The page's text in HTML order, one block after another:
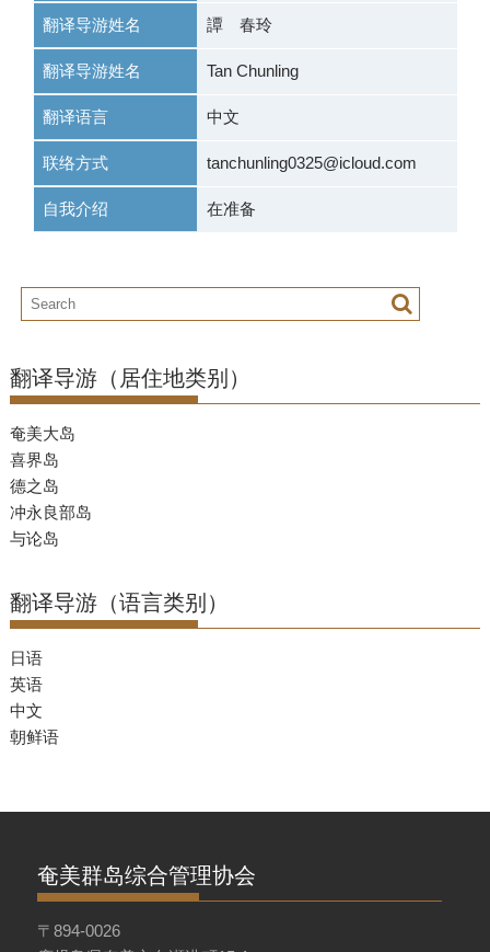
翻译导游姓名 譚 春玲
翻译导游姓名 Tan Chunling
翻译语言 中文
联络方式 tanchunling0325@icloud.com
自我介绍 在准备
翻译导游（居住地类别）
奄美大岛
喜界岛
德之岛
冲永良部岛
与论岛
翻译导游（语言类别）
日语
英语
中文
朝鲜语
奄美群岛综合管理协会
〒894-0026